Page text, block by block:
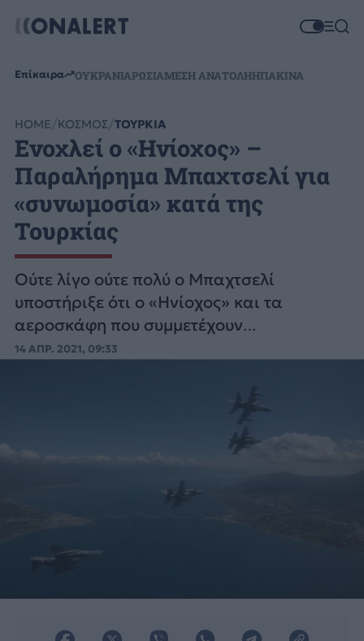
Επίκαιρα ΟΥΚΡΑΝΙΑΡΩΣΙΑΜΕΣΗ ΑΝΑΤΟΛΗΗΠΑΚΙΝΑ
HOME ΚΟΣΜΟΣ ΤΟΥΡΚΙΑ
Ενοχλεί ο «Ηνίοχος» –
Παραλήρημα Μπαχτσελί για
«συνωμοσία» κατά της
Τουρκίας
Ούτε λίγο ούτε πολύ ο Μπαχτσελί
υποστήριξε ότι ο «Ηνίοχος» και τα
αεροσκάφη που συμμετέχουν
παραβιάζουν τα δικαιώματα της
14 ΑΠΡ. 2021, 09:33